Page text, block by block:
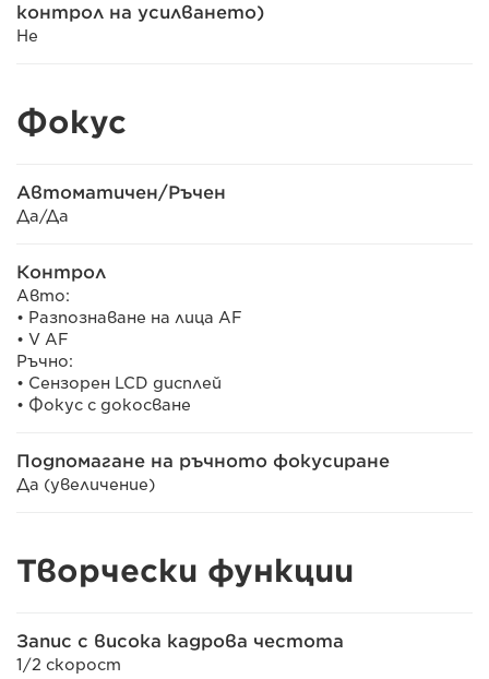
контрол на усилването)
Не
Фокус
Автоматичен/Ръчен
Да/Да
Контрол
Авто:
• Разпознаване на лица AF
• V AF
Ръчно:
• Сензорен LCD дисплей
• Фокус с докосване
Подпомагане на ръчното фокусиране
Да (увеличение)
Творчески функции
Запис с висока кадрова честота
1/2 скорост